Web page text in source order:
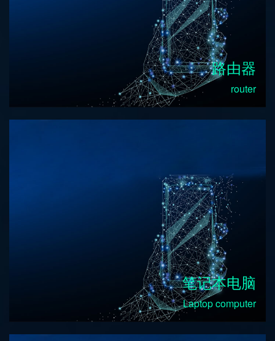
路由器
router
笔记本电脑
Laptop computer